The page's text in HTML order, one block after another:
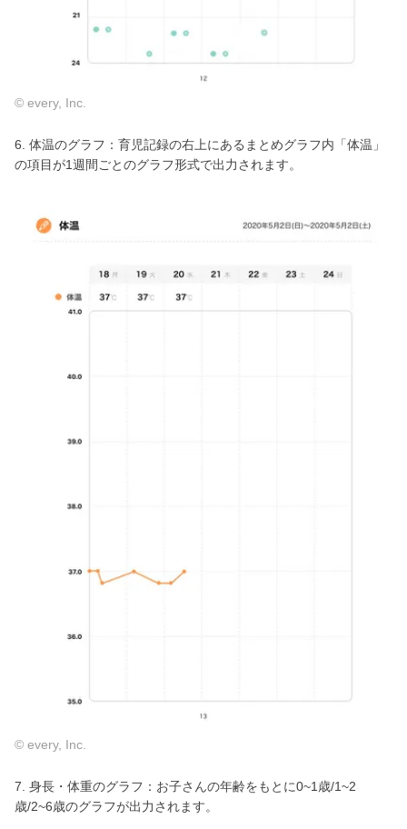
© every, Inc.
6. 体温のグラフ：育児記録の右上にあるまとめグラフ内「体温」
の項目が1週間ごとのグラフ形式で出力されます。
© every, Inc.
7. 身長・体重のグラフ：お子さんの年齢をもとに0~1歳/1~2
歳/2~6歳のグラフが出力されます。